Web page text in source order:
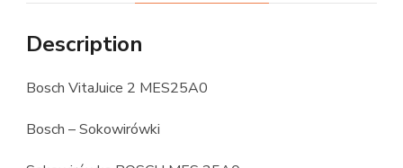
Description
Bosch VitaJuice 2 MES25A0
Bosch – Sokowirówki